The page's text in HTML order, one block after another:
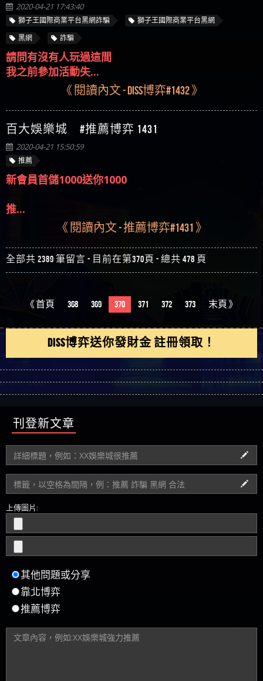
2020-04-21 17:43:40
獅子王國際商業平台黑網詐騙
獅子王國際商業平台黑網
黑網
詐騙
請問有沒有人玩過這間
我之前參加活動失...
《 閱讀內文 - Diss博弈#1432 》
百大娛樂城 #推薦博弈 1431
2020-04-21 15:50:59
推薦
新會員首儲1000送你1000
推...
《 閱讀內文 - 推薦博弈#1431 》
全部共 2389 筆留言 - 目前在第370頁 - 總共 478 頁
《 首頁 368 369 370 371 372 373 末頁 》
DISS博弈送你發財金 註冊領取！
刊登新文章
上傳圖片:
其他問題或分享
靠北博弈
推薦博弈